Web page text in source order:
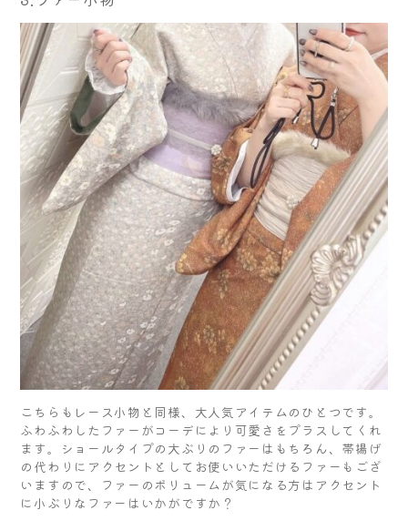
こちらもレース小物と同様、大人気アイテムのひとつです。
ふわふわしたファーがコーデにより可愛さをプラスしてくれ
ます。ショールタイプの大ぶりのファーはもちろん、帯揚げ
の代わりにアクセントとしてお使いいただけるファーもござ
いますので、ファーのボリュームが気になる方はアクセント
に小ぶりなファーはいかがですか？